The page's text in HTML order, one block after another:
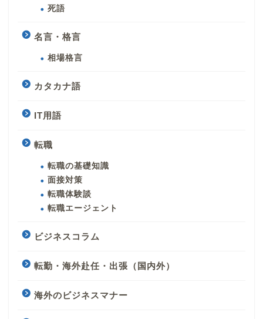
死語
名言・格言
相場格言
カタカナ語
IT用語
転職
転職の基礎知識
面接対策
転職体験談
転職エージェント
ビジネスコラム
転勤・海外赴任・出張（国内外）
海外のビジネスマナー